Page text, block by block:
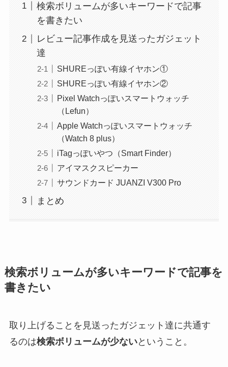
検索ボリュームが多いキーワードで記事
を書きたい
レビュー記事作成を見送ったガジェット
達
SHUREっぽい有線イヤホン①
SHUREっぽい有線イヤホン②
Pixel Watchっぽいスマートウォッチ
（Lefun）
Apple Watchっぽいスマートウォッチ
（Watch 8 plus）
iTagっぽいやつ（Smart Finder）
アイマスクスピーカー
サウンドカード JUANZI V300 Pro
まとめ
検索ボリュームが多いキーワードで記事を
書きたい
取り上げることを見送ったガジェット達に共通す
るのは検索ボリュームが少ないということ。